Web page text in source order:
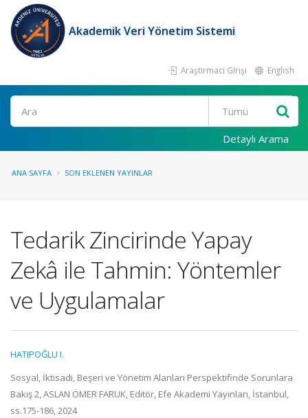
Akademik Veri Yönetim Sistemi
Araştırmacı Girişi English
Ara
Detaylı Arama
ANA SAYFA SON EKLENEN YAYINLAR
Tedarik Zincirinde Yapay
Zekâ ile Tahmin: Yöntemler
ve Uygulamalar
HATIPOĞLU I.
Sosyal, İktisadi, Beşeri ve Yönetim Alanları Perspektifinde Sorunlara
Bakış 2, ASLAN ÖMER FARUK, Editör, Efe Akademi Yayınları, İstanbul,
ss.175-186, 2024